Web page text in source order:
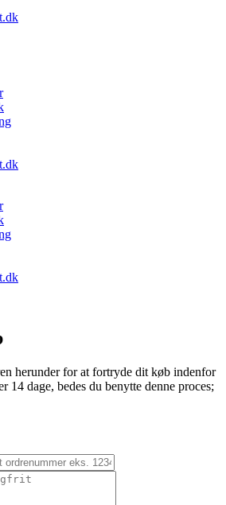
herunder for at fortryde dit køb indenfor
14 dage, bedes du benytte denne proces;